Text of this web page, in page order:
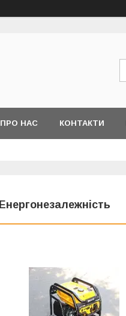
ПРО НАС КОНТАКТИ
Енергонезалежність